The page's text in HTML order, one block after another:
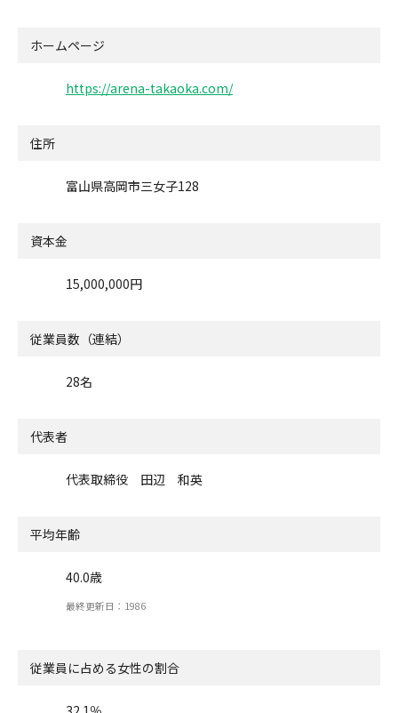
ホームページ
https://arena-takaoka.com/
住所
富山県高岡市三女子128
資本金
15,000,000円
従業員数（連結）
28名
代表者
代表取締役 田辺 和英
平均年齢
40.0歳
最終更新日：1986
従業員に占める女性の割合